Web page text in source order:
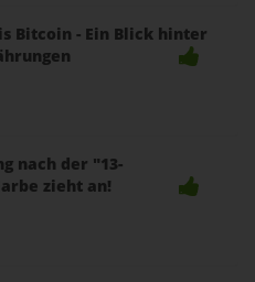
Bitcoin - Ein Blick hinter
nach der "13-
zieht an!